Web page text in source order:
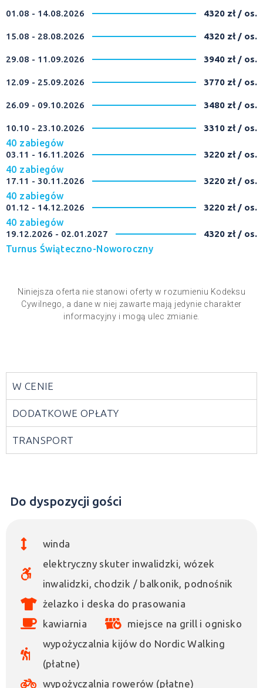
01.08 - 14.08.2026 4320 zł / os.
15.08 - 28.08.2026 4320 zł / os.
29.08 - 11.09.2026 3940 zł / os.
12.09 - 25.09.2026 3770 zł / os.
26.09 - 09.10.2026 3480 zł / os.
10.10 - 23.10.2026 3310 zł / os.
40 zabiegów
03.11 - 16.11.2026 3220 zł / os.
40 zabiegów
17.11 - 30.11.2026 3220 zł / os.
40 zabiegów
01.12 - 14.12.2026 3220 zł / os.
40 zabiegów
19.12.2026 - 02.01.2027 4320 zł / os.
Turnus Świąteczno-Noworoczny
Niniejsza oferta nie stanowi oferty w rozumieniu Kodeksu
Cywilnego, a dane w niej zawarte mają jedynie charakter
informacyjny i mogą ulec zmianie.
W CENIE
DODATKOWE OPŁATY
TRANSPORT
Do dyspozycji gości
winda
elektryczny skuter inwalidzki, wózek
inwalidzki, chodzik / balkonik, podnośnik
żelazko i deska do prasowania
kawiarnia
miejsce na grill i ognisko
wypożyczalnia kijów do Nordic Walking
(płatne)
wypożyczalnia rowerów (płatne)